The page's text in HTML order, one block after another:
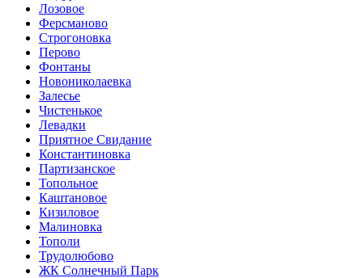
Лозовое
Ферсманово
Строгоновка
Перово
Фонтаны
Новониколаевка
Залесье
Чистенькое
Левадки
Приятное Свидание
Константиновка
Партизанское
Топольное
Каштановое
Кизиловое
Малиновка
Тополи
Трудолюбово
ЖК Солнечный Парк